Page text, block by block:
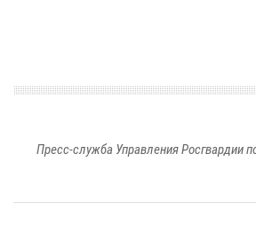
Пресс-служба Управления Росгвардии